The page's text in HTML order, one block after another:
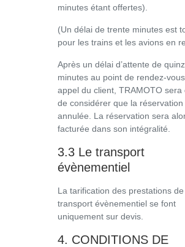
minutes étant offertes).
(Un délai de trente minutes est
pour les trains et les avions en
Après un délai d’attente de
minutes au point de rendez-
appel du client, TRAMOTO sera
de considérer que la réservation
annulée. La réservation sera
facturée dans son intégralité.
3.3 Le transport
évènementiel
La tarification des prestations de
transport évènementiel se font
uniquement sur devis.
4. CONDITIONS DE